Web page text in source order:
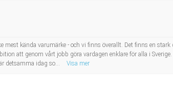
mest kända varumärke - och vi finns överallt. Det finns en
att genom vårt jobb göra vardagen enklare för alla i
detsamma idag so...
Visa mer